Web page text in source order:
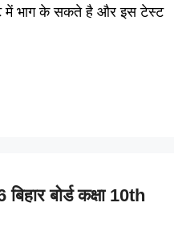
में भाग के सकते है और इस टेस्ट
बोर्ड कक्षा 10th